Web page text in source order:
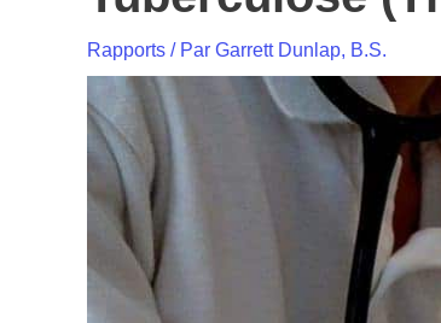
Rapports / Par Garrett Dunlap, B.S.